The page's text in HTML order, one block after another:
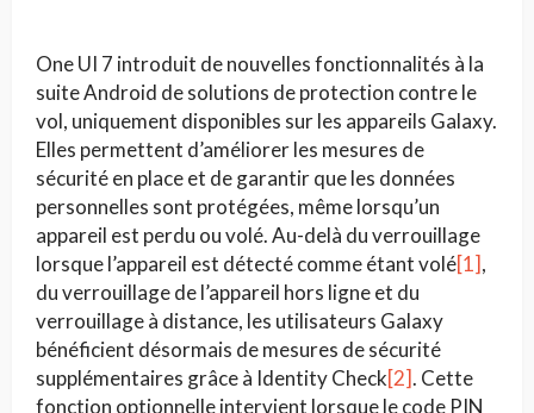
One UI 7 introduit de nouvelles fonctionnalités à la
suite Android de solutions de protection contre le
vol, uniquement disponibles sur les appareils Galaxy.
Elles permettent d’améliorer les mesures de
sécurité en place et de garantir que les données
personnelles sont protégées, même lorsqu’un
appareil est perdu ou volé. Au-delà du verrouillage
lorsque l’appareil est détecté comme étant volé[1],
du verrouillage de l’appareil hors ligne et du
verrouillage à distance, les utilisateurs Galaxy
bénéficient désormais de mesures de sécurité
supplémentaires grâce à Identity Check[2]. Cette
fonction optionnelle intervient lorsque le code PIN